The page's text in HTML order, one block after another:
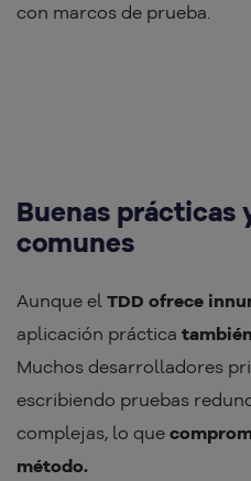
con marcos de prueba.
Buenas prácticas
comunes
Aunque el TDD ofrece
aplicación práctica
Muchos desarrolladores
escribiendo pruebas
complejas, lo que
método.